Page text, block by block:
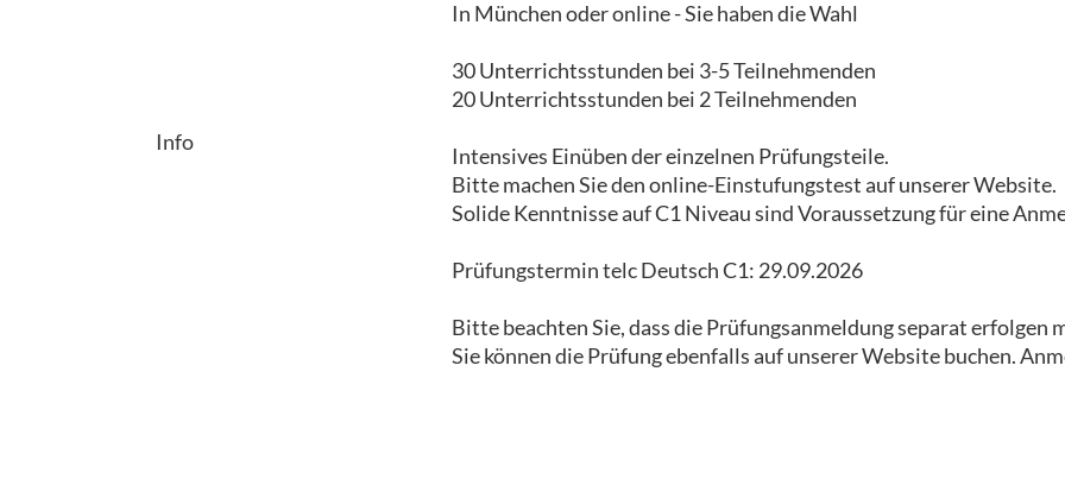
Info
In München oder online - Sie haben die Wahl
30 Unterrichtsstunden bei 3-5 Teilnehmenden
20 Unterrichtsstunden bei 2 Teilnehmenden
Intensives Einüben der einzelnen Prüfungsteile.
Bitte machen Sie den online-Einstufungstest auf unserer Website.
Solide Kenntnisse auf C1 Niveau sind Voraussetzung für eine
Prüfungstermin telc Deutsch C1: 29.09.2026
Bitte beachten Sie, dass die Prüfungsanmeldung separat erfolgen
Sie können die Prüfung ebenfalls auf unserer Website buchen.